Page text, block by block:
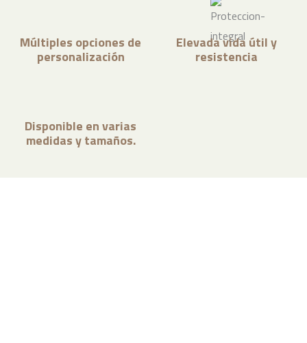
Múltiples opciones de
personalización
Elevada vida útil y
resistencia
Disponible en varias
medidas y tamaños.